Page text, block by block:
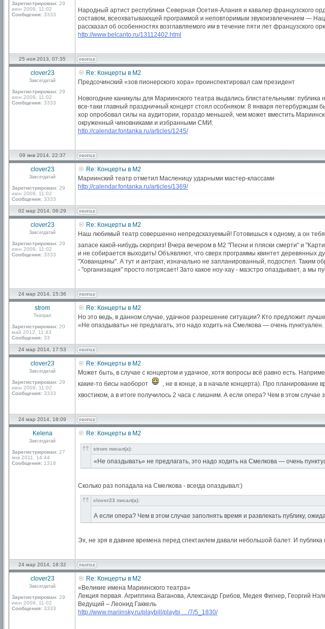
Зарегистрирован: 29
июн 2009, 11:02
Сообщения: 3333
Народный артист республики Северная Осетия-Алания и кавалер французского
составом, всеохватывающей программой и неповторимым звукоизвлечением —
рассказал об особенностях возглавляемого им в течение пяти лет французского
http://www.belcanto.ru/13112402.html
25 ноя 2013, 07:35
clover23
Завсегдатай
Зарегистрирован: 29
июн 2009, 11:02
Сообщения: 3333
Re: Концерты в М2
Предсочинский «зов пионерского хора» проинспектировал сам президент
Новогодние каникулы для Мариинского театра выдались блистательными:
все-таки главный праздничный концерт стоял особняком: 8 января петербуржцам
хор опробовал силы на аудитории, гораздо меньшей, чем может вместить
окруженный чиновниками и избранными СМИ.
http://calendar.fontanka.ru/articles/1245/
09 янв 2014, 22:37
clover23
Завсегдатай
Зарегистрирован: 29
июн 2009, 11:02
Сообщения: 3333
Re: Концерты в М2
Мариинский театр отметил Масленицу ударными мастер-классами
http://calendar.fontanka.ru/articles/1369/
02 мар 2014, 06:29
clover23
Завсегдатай
Зарегистрирован: 29
июн 2009, 11:02
Сообщения: 3333
Re: Концерты в М2
Наш любимый театр совершенно непредсказуемый! Готовишься к одному, а он
запасе какой-нибудь сюрприз! Вчера вечером в М2 "Песни и пляски смерти" и
и не собирается выходить! Объявляют, что сверх программы квинтет
"Хованщины". А тут и антракт, изначально не запланированный, подоспел. Таким
- "организация" просто потрясает! Зато какое ноу-хау - маэстро опаздывает, а
24 мар 2014, 15:36
strom
Театрал
Зарегистрирован: 20
май 2012, 11:43
Сообщения: 33
Re: Концерты в М2
Но это ведь, в данном случае, удачное разрешение ситуации? Кто предложит
«Не опаздывать» не предлагать, это надо ходить на Смелкова — очень пунктуален.
24 мар 2014, 17:53
clover23
Завсегдатай
Зарегистрирован: 29
июн 2009, 11:02
Сообщения: 3333
Re: Концерты в М2
Может быть, в случае с концертом и удачное, хотя вопросы всё равно есть.
какие-то бисы наоборот
, не в конце, а в начале концерта). Про планирование
хвостиком, а в итоге получилось 2 часа с лишним. А если опера? Чем в этом
24 мар 2014, 18:09
Kelena
Завсегдатай
Зарегистрирован: 27
янв 2011, 14:44
Сообщения: 1318
Re: Концерты в М2
strom писал(а):
«Не опаздывать» не предлагать, это надо ходить на Смелкова — очень
Сколько раз попадала на Смелкова - всегда опаздывал:)
clover23 писал(а):
А если опера? Чем в этом случае заполнять время и развлекать публику,
Эх, не зря в давние времена перед спектаклем давали небольшой балет. И
24 мар 2014, 18:32
clover23
Завсегдатай
Зарегистрирован: 29
июн 2009, 11:02
Сообщения: 3333
Re: Концерты в М2
«Великие имена Мариинского театра»
Лекция первая. Агриппина Ваганова, Александр Грибов, Медея Фигнер, Георгий
Ведущий – Леонид Гаккель
http://www.mariinsky.ru/playbill/playbi ... /7/5_1830/